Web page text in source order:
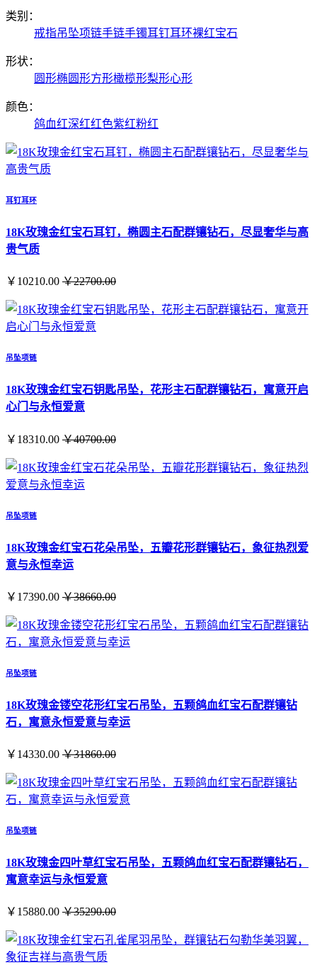
类别：
戒指吊坠项链手链手镯耳钉耳环裸红宝石
形状：
圆形椭圆形方形橄榄形梨形心形
颜色：
鸽血红深红红色紫红粉红
耳钉耳环
18K玫瑰金红宝石耳钉，椭圆主石配群镶钻石，尽显奢华与高
贵气质
￥10210.00 ￥22700.00
吊坠项链
18K玫瑰金红宝石钥匙吊坠，花形主石配群镶钻石，寓意开启
心门与永恒爱意
￥18310.00 ￥40700.00
吊坠项链
18K玫瑰金红宝石花朵吊坠，五瓣花形群镶钻石，象征热烈爱
意与永恒幸运
￥17390.00 ￥38660.00
吊坠项链
18K玫瑰金镂空花形红宝石吊坠，五颗鸽血红宝石配群镶钻
石，寓意永恒爱意与幸运
￥14330.00 ￥31860.00
吊坠项链
18K玫瑰金四叶草红宝石吊坠，五颗鸽血红宝石配群镶钻石，
寓意幸运与永恒爱意
￥15880.00 ￥35290.00